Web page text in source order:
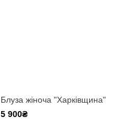
Блуза жіноча "Харківщина"
5 900₴